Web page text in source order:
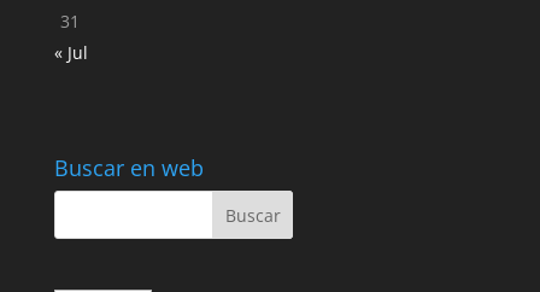
31
« Jul
Buscar en web